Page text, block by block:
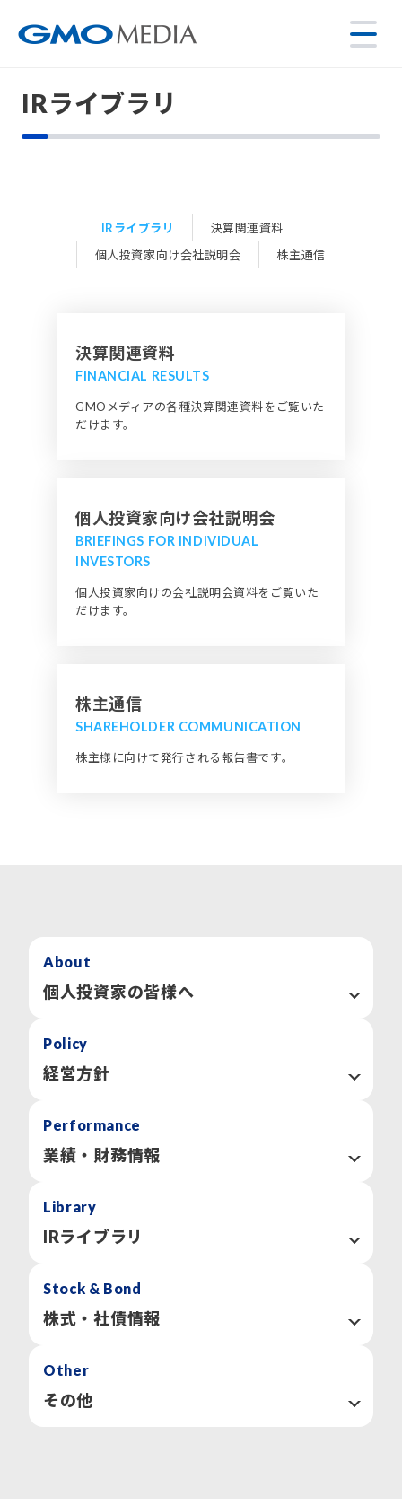
IRライブラリ
IRライブラリ
決算関連資料
個人投資家向け会社説明会
株主通信
決算関連資料
FINANCIAL RESULTS
GMOメディアの各種決算関連資料をご覧いた
だけます。
個人投資家向け会社説明会
BRIEFINGS FOR INDIVIDUAL
INVESTORS
個人投資家向けの会社説明会資料をご覧いた
だけます。
株主通信
SHAREHOLDER COMMUNICATION
株主様に向けて発行される報告書です。
About
個人投資家の皆様へ
数字で見るGMOメディア
用語集
Policy
経営方針
コーポレートガバナンス
事業等のリスク
IR情報開示方針
Performance
業績・財務情報
主な経営指針
貸借対照表
損益計算書
Library
IRライブラリ
個人投資家向け会社説明会
株主通信
Stock & Bond
株式・社債情報
株主総会
株主還元（配当等）
株主優待
Other
その他